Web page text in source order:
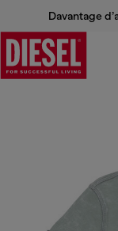
Davantage